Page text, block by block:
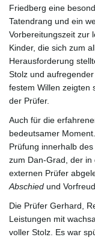
Friedberg eine
Tatendrang und ein
Vorbereitungszeit zur
Kinder, die sich zum
Herausforderung
Stolz und
festem Willen zeigten
der Prüfer.
Auch für die
bedeutsamer
Prüfung innerhalb
zum Dan-Grad, der
externen Prüfer
Abschied und
Die Prüfer Gerhard,
Leistungen mit
voller Stolz. Es war